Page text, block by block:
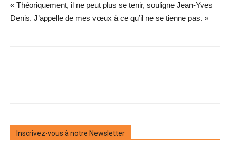
« Théoriquement, il ne peut plus se tenir, souligne Jean-Yves
Denis. J’appelle de mes vœux à ce qu’il ne se tienne pas. »
Inscrivez-vous à notre Newsletter